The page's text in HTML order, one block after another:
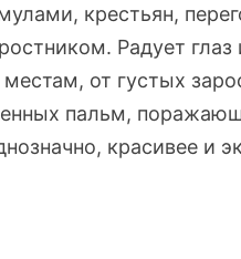
крестьян,
Радует глаз
от густых
пальм,
красивее и